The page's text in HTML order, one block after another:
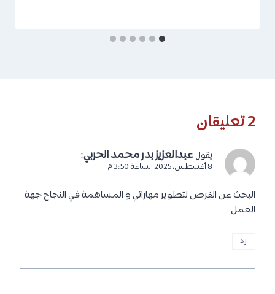
2 تعليقان
يقول عبدالعزيز بدر محمد الحربي:
8 أغسطس، 2025 الساعة 3:50 م
البحث عن الفرص لتطوير مهاراتي و المساهمة في النجاح جهة
العمل
رد